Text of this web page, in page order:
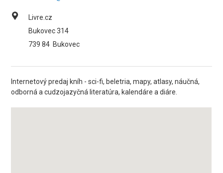
Livre.cz
Bukovec 314
739 84 Bukovec
Internetový predaj kníh - sci-fi, beletria, mapy, atlasy, náučná,
odborná a cudzojazyčná literatúra, kalendáre a diáre.